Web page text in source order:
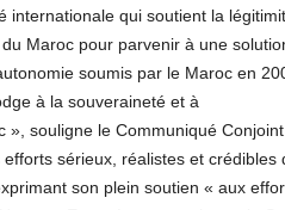
internationale qui soutient la
Maroc pour parvenir à une
soumis par le Maroc en
à la souveraineté et à
», souligne le Communiqué Conjoint.
sérieux, réalistes et crédibles
son plein soutien « aux